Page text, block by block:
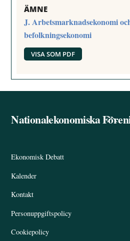
ÄMNE
J. Arbetsmarknadsekonomi
befolkningsekonomi
VISA SOM PDF
Back
Nationalekonomiska
Ekonomisk Debatt
Kalender
Kontakt
Personuppgiftspolicy
Cookiepolicy